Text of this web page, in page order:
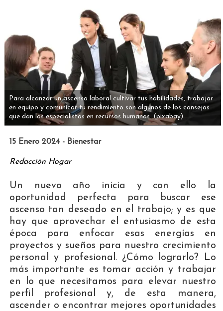
Para alcanzar un ascenso laboral cultivar tus habilidades, trabajar
en equipo y comunicar tu rendimiento son algunos de los consejos
que dan los especialistas en recursos humanos. (pixabay)
15 Enero 2024 - Bienestar
Redacción Hogar
Un nuevo año inicia y con ello la
oportunidad perfecta para buscar ese
ascenso tan deseado en el trabajo; y es que
hay que aprovechar el entusiasmo de esta
época para enfocar esas energías en
proyectos y sueños para nuestro crecimiento
personal y profesional. ¿Cómo lograrlo? Lo
más importante es tomar acción y trabajar
en lo que necesitamos para elevar nuestro
perfil profesional y, de esta manera,
ascender o encontrar mejores oportunidades